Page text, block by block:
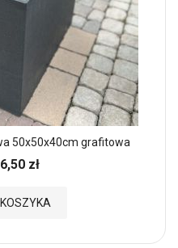
50x50x40cm grafitowa
zł